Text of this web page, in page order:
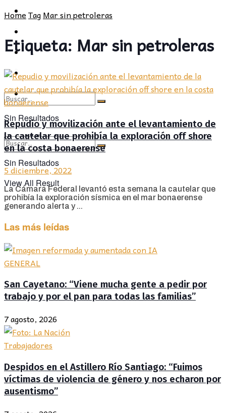
CULTURA
Sin Resultados
View All Result
PROVINCIA
SOCIEDAD
CULTURA
OPINIÓN
Sin Resultados
View All Result
HomeTagMar sin petroleras
Etiqueta: Mar sin petroleras
Repudio y movilización ante el levantamiento de
la cautelar que prohibía la exploración off shore
en la costa bonaerense
5 diciembre, 2022
La Cámara Federal levantó esta semana la cautelar que
prohibía la exploración sísmica en el mar bonaerense
generando alerta y ...
Las más leídas
GENERAL
San Cayetano: “Viene mucha gente a pedir por
trabajo y por el pan para todas las familias”
7 agosto, 2026
Trabajadores
Despidos en el Astillero Río Santiago: “Fuimos
víctimas de violencia de género y nos echaron por
ausentismo”